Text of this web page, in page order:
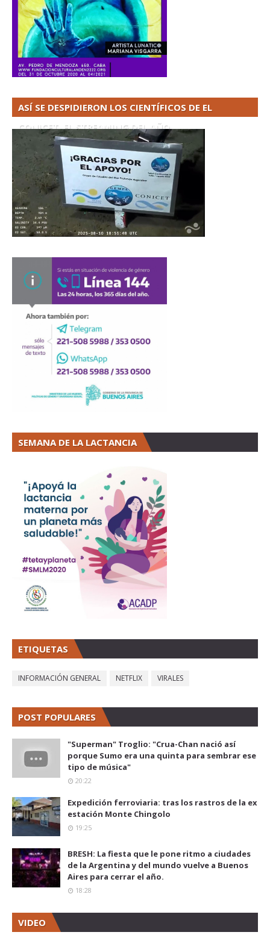
ASÍ SE DESPIDIERON LOS CIENTÍFICOS DE EL
CONICET. EL STREAMING DEL AÑO
SEMANA DE LA LACTANCIA
ETIQUETAS
INFORMACIÓN GENERAL NETFLIX VIRALES
POST POPULARES
"Superman" Troglio: "Crua-Chan nació así
porque Sumo era una quinta para sembrar ese
tipo de música"
20:22
Expedición ferroviaria: tras los rastros de la ex
estación Monte Chingolo
19:25
BRESH: La fiesta que le pone ritmo a ciudades
de la Argentina y del mundo vuelve a Buenos
Aires para cerrar el año.
18:28
VIDEO